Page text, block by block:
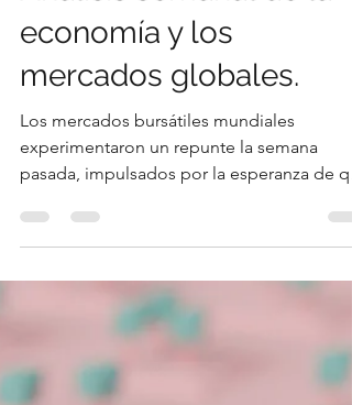
Armando Bienestar
Análisis semanal de la
economía y los
Los mercados bursátiles mundiales
experimentaron un repunte la semana
pasada, impulsados ​​por la esperanza de
el "equilibrio inestable" de la guerra en